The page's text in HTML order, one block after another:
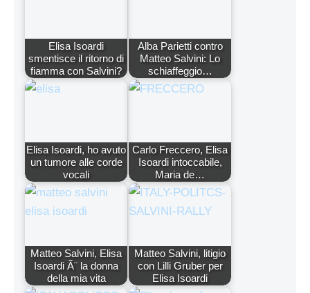
Elisa Isoardi
smentisce il ritorno di
fiamma con Salvini?
Alba Parietti contro
Matteo Salvini: Lo
schiaffeggio…
Elisa Isoardi, ho avuto
un tumore alle corde
vocali
Carlo Freccero, Elisa
Isoardi intoccabile,
Maria de…
Matteo Salvini, Elisa
Isoardi Ã¨ la donna
della mia vita
Matteo Salvini, litigio
con Lilli Gruber per
Elisa Isoardi